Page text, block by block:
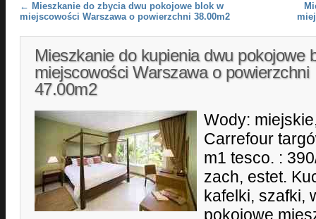
Post navigation
← Mieszkanie do zbycia dwu pokojowe blok w
miejscowości Warszawa o powierzchni 38.00m2
Mieszkanie do kupienia dwu pokojowe
miejscowości Warszawa o powierzchni
47.00m2
Wody:
Carrefour
m1 tesco. :
zach, estet.
kafelki, szafki,
pokojowe